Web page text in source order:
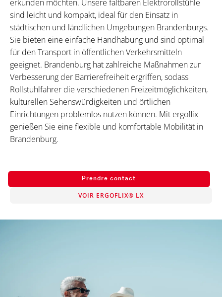
erkunden möchten. Unsere faltbaren Elektrorollstühle
sind leicht und kompakt, ideal für den Einsatz in
städtischen und ländlichen Umgebungen Brandenburgs.
Sie bieten eine einfache Handhabung und sind optimal
für den Transport in öffentlichen Verkehrsmitteln
geeignet. Brandenburg hat zahlreiche Maßnahmen zur
Verbesserung der Barrierefreiheit ergriffen, sodass
Rollstuhlfahrer die verschiedenen Freizeitmöglichkeiten,
kulturellen Sehenswürdigkeiten und örtlichen
Einrichtungen problemlos nutzen können. Mit ergoflix
genießen Sie eine flexible und komfortable Mobilität in
Brandenburg.
Prendre contact
VOIR ERGOFLIX® LX